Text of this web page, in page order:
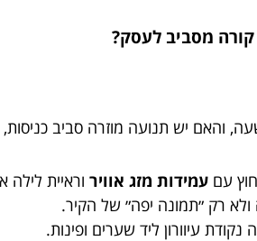
והאם יש תנועה מוזרה סביב
עם עמידות מזג אוויר וראיית לילה
ולא רק ״תמונה יפה״ של הקיר.
עיוורון ליד שערים ופינות.